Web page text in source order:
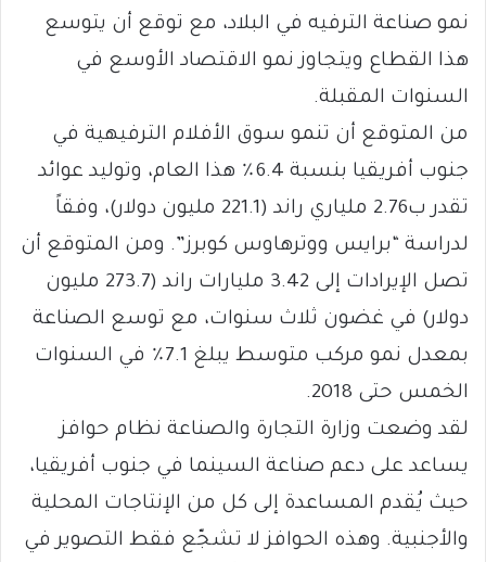
نمو صناعة الترفيه في البلاد، مع توقع أن يتوسع
هذا القطاع ويتجاوز نمو الاقتصاد الأوسع في
السنوات المقبلة.
من المتوقع أن تنمو سوق الأفلام الترفيهية في
جنوب أفريقيا بنسبة 6.4٪ هذا العام، وتوليد عوائد
تقدر ب2.76 ملياري راند (221.1 مليون دولار)، وفقاً
لدراسة “برايس ووترهاوس كوبرز”. ومن المتوقع أن
تصل الإيرادات إلى 3.42 مليارات راند (273.7 مليون
دولار) في غضون ثلاث سنوات، مع توسع الصناعة
بمعدل نمو مركب متوسط يبلغ 7.1٪ في السنوات
الخمس حتى 2018.
لقد وضعت وزارة التجارة والصناعة نظام حوافز
يساعد على دعم صناعة السينما في جنوب أفريقيا،
حيث يُقدم المساعدة إلى كل من الإنتاجات المحلية
والأجنبية. وهذه الحوافز لا تشجّع فقط التصوير في